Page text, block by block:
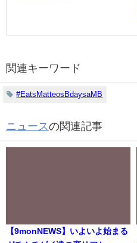
関連キーワード
#EatsMatteosBdaysaMB
ニュースの関連記事
【9monNEWS】いよいよ始まる